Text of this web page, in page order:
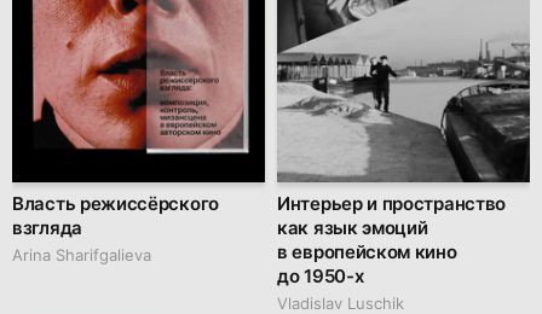
Власть режиссёрского
взгляда
Arina Sharifgalieva
Интерьер и пространство
как язык эмоций
в европейском кино
до 1950-х
Vladislav Luschik